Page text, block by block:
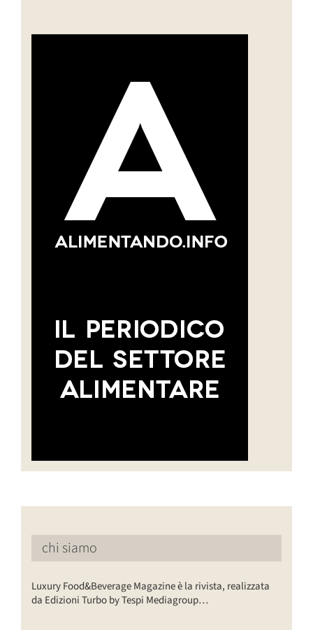
chi siamo
Luxury Food&Beverage Magazine è la rivista, realizzata
da Edizioni Turbo by Tespi Mediagroup…